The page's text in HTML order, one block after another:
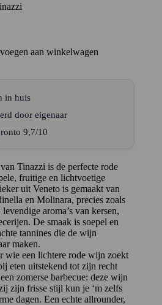
aan winkelwagen
in huis
door eigenaar
9,7/10
Tinazzi is de perfecte rode
fruitige en lichtvoetige
uit Veneto is gemaakt van
en Molinara, precies zoals
aroma’s van kersen,
De smaak is soepel en
tannines die de wijn
maken.
wie een lichtere rode wijn zoekt
eten uitstekend tot zijn recht
zomerse barbecue: deze wijn
zijn frisse stijl kun je ‘m zelfs
dagen. Een echte allrounder,